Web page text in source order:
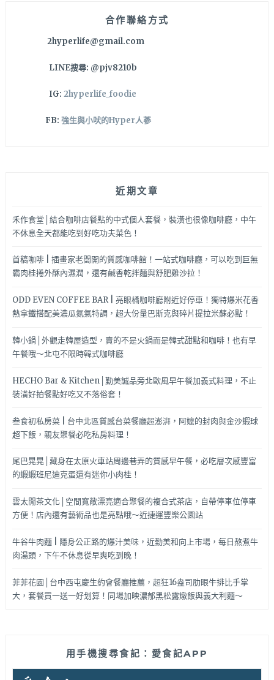
合作聯絡方式
2hyperlife@gmail.com
LINE搜尋: @pjv8210b
IG: 2hyperlife_foodie
FB: 強生與小吠的Hyper人蔘
近期文章
禾作食堂│結合咖啡店餐點的中式個人套餐，裝潢也很像咖啡廳，中午
不休息全天都能吃到好吃功夫菜色！
首稿咖啡 | 插畫家老闆開的質感咖啡館！一站式咖啡廳，可以吃到巨無
霸肉桂捲外酥內濕潤，還有鹹香乾拌麵與舒肥雞沙拉！
ODD EVEN COFFEE BAR | 亮眼橘咖啡廳附近好停車！獨特爆米花香
熱拿鐵搭配美濃瓜氮氣特調，超大份量巴斯克與碎片提拉米蘇必點！
韓小鍋│外觀走韓屋造型，賣的不是火鍋而是韓式甜點和咖啡！也有早
午餐哦～北屯不限時韓式咖啡廳
HECHO Bar & Kitchen│勤美誠品旁北歐風早午餐加義式料理，不止
裝潢好拍餐點好吃又不落俗套！
叁食初私房菜 | 台中北區質感台菜餐廳超澎湃，阿嬤的封肉與金沙蝦球
超下飯，親友聚餐必吃私房料理！
尾巴晃晃│藏身在太原火車站周邊巷弄的質感早午餐，必吃層次感豐富
的蝦蝦班尼迪克蛋還有迷你小肉桂！
雲太閒茶文化│空間寬敞漂亮適合聚餐的複合式茶店，自帶停車位停車
方便！店內還有藝術品也是亮點哦～近捷運豐樂公園站
牛谷牛肉麵 | 隱身公正路的爆汁美味，近勤美和向上市場，每日熬煮牛
肉湯頭，下午不休息從早爽吃到晚！
菲菲花園│台中西屯慶生約會餐廳推薦，超狂16盎司肋眼牛排比手掌
大，套餐買一送一好划算！同場加映濃郁黑松露燉飯與義大利麵～
用手機搜尋食記：愛食記APP